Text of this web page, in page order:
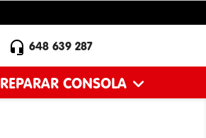
 648 639 287
REPARAR CONSOLA